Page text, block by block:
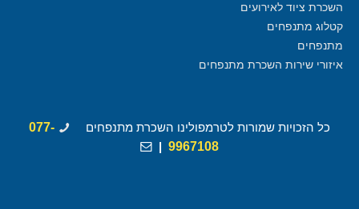
השכרת ציוד לאירועים
קטלוג מתנפחים
מתנפחים
איזורי שירות השכרת מתנפחים
כל הזכויות שמורות לטרמפולינו השכרת מתנפחים
077-
9967108
|